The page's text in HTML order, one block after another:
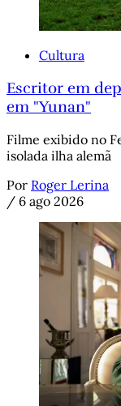
Cultura
Escritor em
em "Yunan"
Filme exibido no
isolada ilha alemã
Por Roger Lerina
/ 6 ago 2026